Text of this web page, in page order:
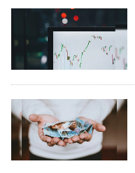
訂
閱
專